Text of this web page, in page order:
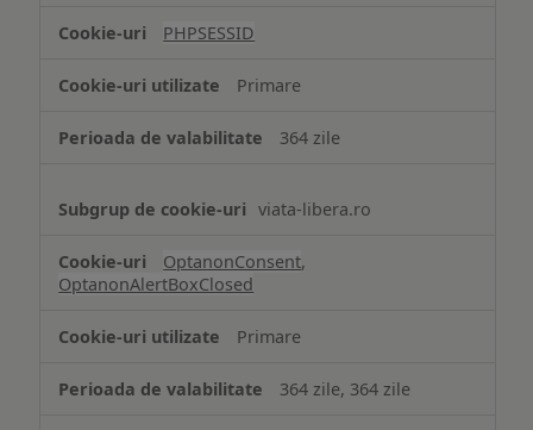
Cookie
necesare
PHPSESSID
Primare
364 zile
viata-libera.ro
OptanonConsent,
OptanonAlertBoxClosed
Primare
364 zile, 364 zile